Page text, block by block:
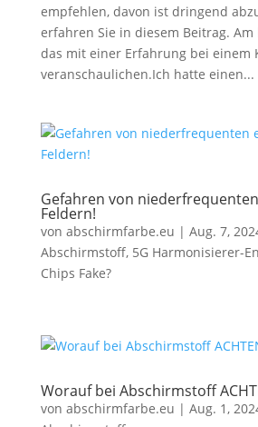
empfehlen, davon ist dringend
erfahren Sie in diesem Beitrag. Am
das mit einer Erfahrung bei einem
veranschaulichen.Ich hatte einen...
Gefahren von
Feldern!
von abschirmfarbe.eu | Aug. 7,
Abschirmstoff, 5G Harmonisierer-
Chips Fake?
Worauf bei Abschirmstoff
von abschirmfarbe.eu | Aug. 1,